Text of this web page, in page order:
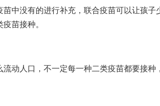
中没有的进行补充，联合疫苗可以让孩子
疫苗接种。
流动人口，不一定每一种二类疫苗都要接种